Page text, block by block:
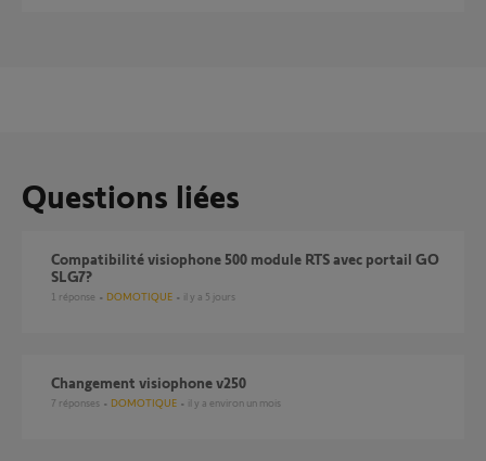
Questions liées
Compatibilité visiophone 500 module RTS avec portail GO
SLG7?
1 réponse DOMOTIQUE il y a 5 jours
Changement visiophone v250
7 réponses DOMOTIQUE il y a environ un mois